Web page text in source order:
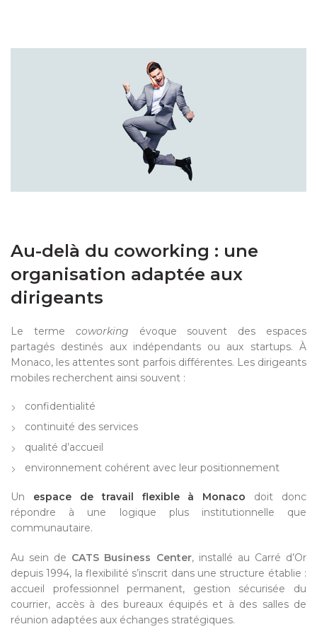
Au-delà du coworking : une
organisation adaptée aux
dirigeants
Le terme coworking évoque souvent des espaces
partagés destinés aux indépendants ou aux startups. À
Monaco, les attentes sont parfois différentes. Les dirigeants
mobiles recherchent ainsi souvent :
confidentialité
continuité des services
qualité d’accueil
environnement cohérent avec leur positionnement
Un espace de travail flexible à Monaco doit donc
répondre à une logique plus institutionnelle que
communautaire.
Au sein de CATS Business Center, installé au Carré d’Or
depuis 1994, la flexibilité s’inscrit dans une structure établie :
accueil professionnel permanent, gestion sécurisée du
courrier, accès à des bureaux équipés et à des salles de
réunion adaptées aux échanges stratégiques.